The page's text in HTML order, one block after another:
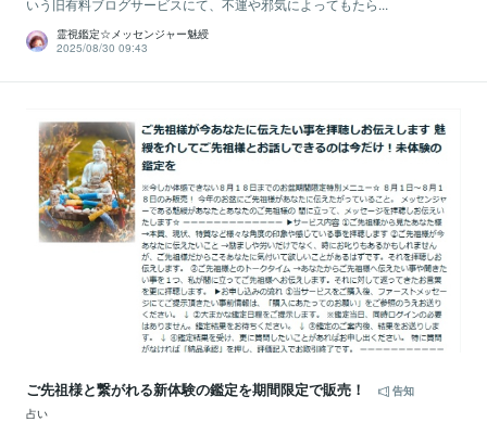
いう旧有料ブログサービスにて、不運や邪気によってもたら...
霊視鑑定☆メッセンジャー魅綬
2025/08/30 09:43
ご先祖様と繋がれる新体験の鑑定を期間限定で販売！
告知
占い